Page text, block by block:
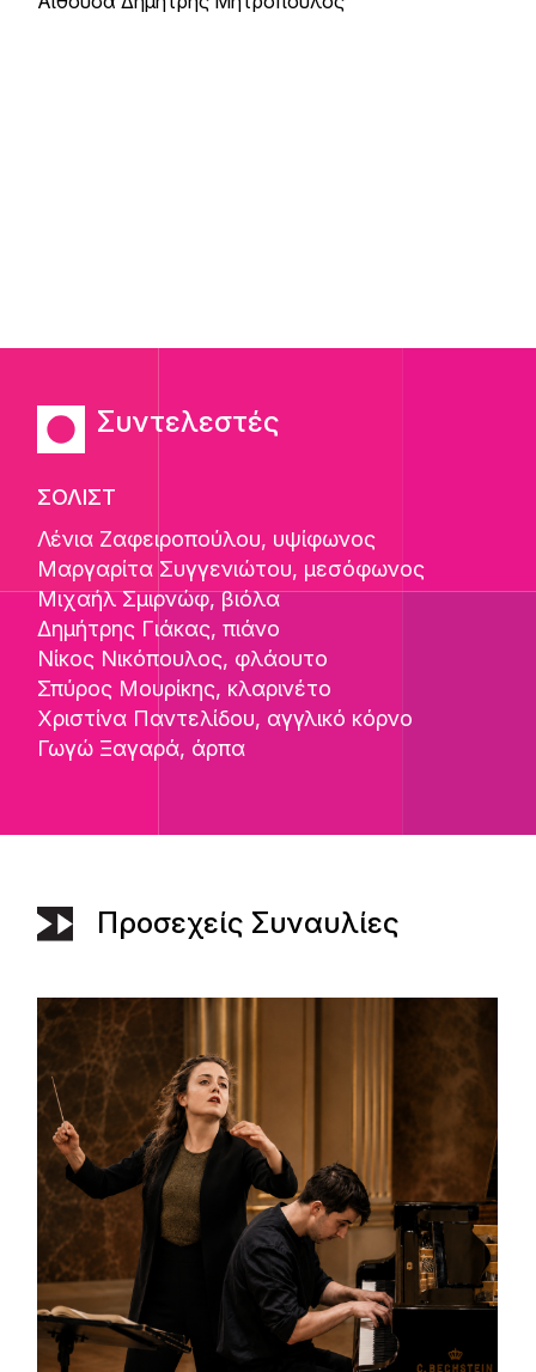
Συντελεστές
ΣΟΛΙΣΤ
Λένια Ζαφειροπούλου, υψίφωνος
Μαργαρίτα Συγγενιώτου, μεσόφωνος
Μιχαήλ Σμιρνώφ, βιόλα
Δημήτρης Γιάκας, πιάνο
Νίκος Νικόπουλος, φλάουτο
Σπύρος Μουρίκης, κλαρινέτο
Χριστίνα Παντελίδου, αγγλικό κόρνο
Γωγώ Ξαγαρά, άρπα
Προσεχείς Συναυλίες